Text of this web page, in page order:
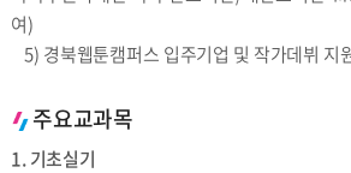
여)
5) 경북웹툰캠퍼스 입주기업 및 작가데뷔 지
주요교과목
1. 기초실기